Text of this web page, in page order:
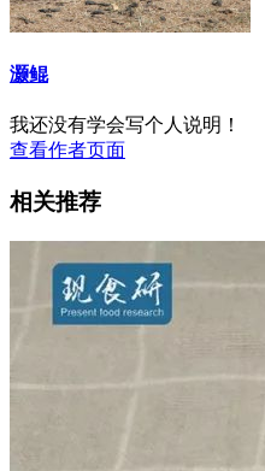
灏鲲
我还没有学会写个人说明！
查看作者页面
相关推荐